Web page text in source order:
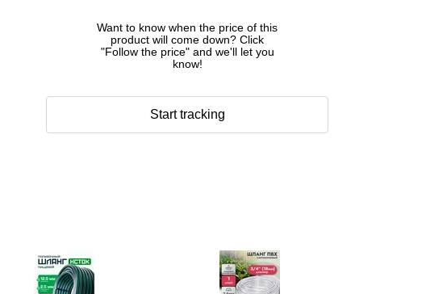
Want to know when the price of this
product will come down? Click
"Follow the price" and we'll let you
know!
Start tracking